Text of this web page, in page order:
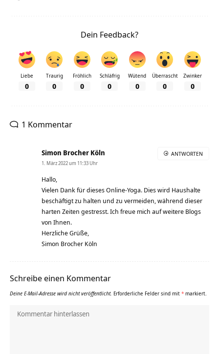
Dein Feedback?
Liebe
0
Traurig
0
Fröhlich
0
Schläfrig
0
Wütend
0
Überrascht
0
Zwinker
0
1 Kommentar
Simon Brocher Köln
1. März 2022 um 11:33 Uhr
Hallo,
Vielen Dank für dieses Online-Yoga. Dies wird Haushalte
beschäftigt zu halten und zu vermeiden, während dieser
harten Zeiten gestresst. Ich freue mich auf weitere Blogs
von Ihnen.
Herzliche Grüße,
Simon Brocher Köln
ANTWORTEN
Schreibe einen Kommentar
Deine E-Mail-Adresse wird nicht veröffentlicht. Erforderliche Felder sind mit * markiert.